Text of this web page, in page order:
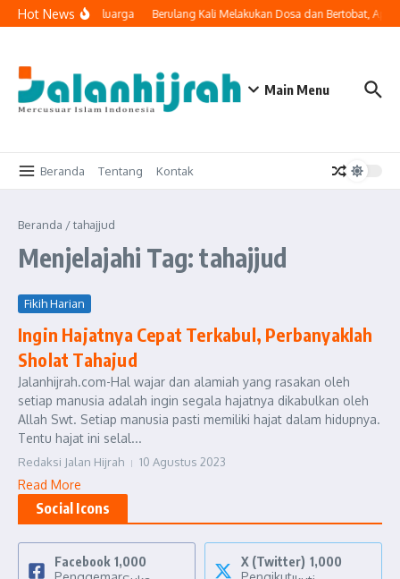
Lewati ke konten
Hot News
ke Ruang Keluarga Berulang Kali Melakukan Dosa dan Bertobat,
Main Menu
Beranda Tentang Kontak
Beranda /tahajjud
Menjelajahi Tag: tahajjud
Fikih Harian
Ingin Hajatnya Cepat Terkabul, Perbanyaklah
Sholat Tahajud
Jalanhijrah.com-Hal wajar dan alamiah yang rasakan oleh
setiap manusia adalah ingin segala hajatnya dikabulkan oleh
Allah Swt. Setiap manusia pasti memiliki hajat dalam hidupnya.
Tentu hajat ini selal...
Redaksi Jalan Hijrah 10 Agustus 2023
Read More
Social Icons
Facebook 1,000
X (Twitter) 1,000